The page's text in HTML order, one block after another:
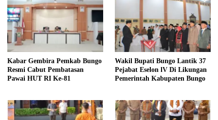
Kabar Gembira Pemkab Bungo
Resmi Cabut Pembatasan
Pawai HUT RI Ke-81
Wakil Bupati Bungo Lantik 37
Pejabat Eselon lV Di Likungan
Pemerintah Kabupaten Bungo